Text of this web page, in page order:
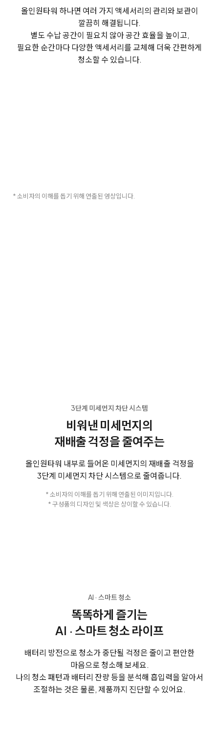
올인원타워 하나면 여러 가지 액세서리의 관리와 보관이
깔끔히 해결됩니다.
별도 수납 공간이 필요치 않아 공간 효율을 높이고,
필요한 순간마다 다양한 액세서리를 교체해 더욱 간편하게
청소할 수 있습니다.
* 소비자의 이해를 돕기 위해 연출된 영상입니다.
3단계 미세먼지 차단 시스템
비워낸 미세먼지의
재배출 걱정을 줄여주는
올인원타워 내부로 들어온 미세먼지의 재배출 걱정을
3단계 미세먼지 차단 시스템으로 줄여줍니다.
* 소비자의 이해를 돕기 위해 연출된 이미지입니다.
* 구성품의 디자인 및 색상은 상이할 수 있습니다.
AI · 스마트 청소
똑똑하게 즐기는
AI · 스마트 청소 라이프
배터리 방전으로 청소가 중단될 걱정은 줄이고 편안한
마음으로 청소해 보세요.
나의 청소 패턴과 배터리 잔량 등을 분석해 흡입력을 알아서
조절하는 것은 물론, 제품까지 진단할 수 있어요.